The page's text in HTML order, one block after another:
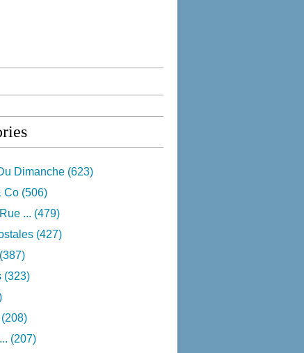
Dimanche (623)
Co (506)
... (479)
(427)
(387)
(323)
(208)
(207)